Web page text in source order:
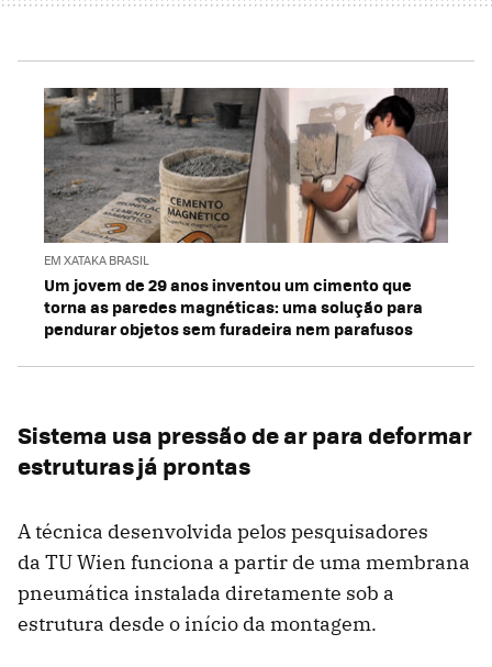
EM XATAKA BRASIL
Um jovem de 29 anos inventou um cimento que
torna as paredes magnéticas: uma solução para
pendurar objetos sem furadeira nem parafusos
Sistema usa pressão de ar para deformar
estruturas já prontas
A técnica desenvolvida pelos pesquisadores
da TU Wien funciona a partir de uma membrana
pneumática instalada diretamente sob a
estrutura desde o início da montagem.